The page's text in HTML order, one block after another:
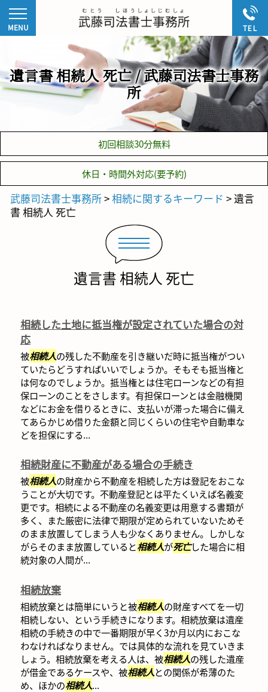
遺言書 相続人 死亡 / 武藤司法書士事務
所
初回相談30分無料
休日・時間外対応(要予約)
武藤司法書士事務所>相続に関するキーワード >遺言
書 相続人 死亡
遺言書 相続人 死亡
相続した土地に抵当権が設定されていた場合の対
応
被相続人の残した不動産を引き継いだ時に抵当権がつい
ていたらどうすればいいでしょうか。そもそも抵当権と
は何なのでしょうか。抵当権とは住宅ローンなどの有担
保ローンのことをさします。有担保ローンとは金融機関
などにお金を借りるときに、支払いが滞った場合に備え
てあらかじめ借りた金額と同じくらいの住宅や自動車な
どを担保にする...
相続財産に不動産がある場合の手続き
被相続人の財産から不動産を相続した方は登記をおこな
うことが大切です。不動産登記とは平たくいえば名義変
更です。相続による不動産の名義変更は用意する書類が
多く、また厳密に法律で期限が定められていないためそ
のまま放置してしまう人も少なくありません。しかしな
がらそのまま放置していると相続人が死亡した場合に相
続対象の人間が...
相続放棄
相続放棄とは簡単にいうと被相続人の財産すべてを一切
相続しない、という手続きになります。相続放棄は遺産
相続の手続きの中で一番期限が早く3か月以内におこな
わなければなりません。では具体的な流れを見ていきま
しょう。相続放棄を考える人は、被相続人の残した遺産
が借金であるケースや、被相続人との関係が希薄のた
め、ほかの相続人...